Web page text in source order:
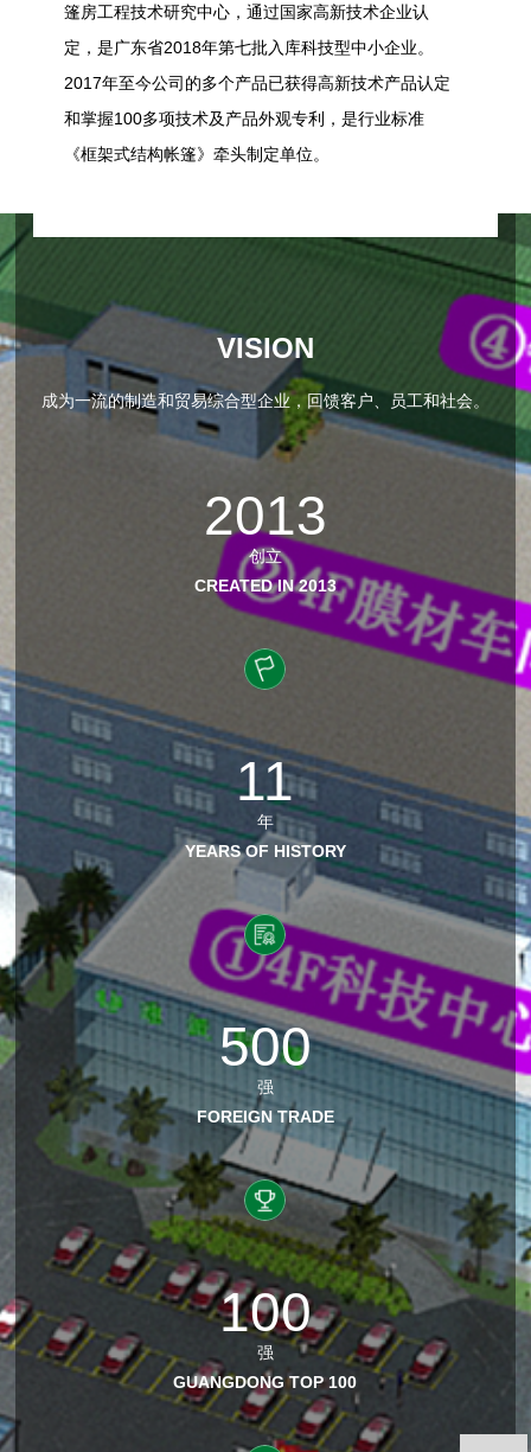
篷房工程技术研究中心，通过国家高新技术企业认
定，是广东省2018年第七批入库科技型中小企业。
2017年至今公司的多个产品已获得高新技术产品认定
和掌握100多项技术及产品外观专利，是行业标准
《框架式结构帐篷》牵头制定单位。
VISION
成为一流的制造和贸易综合型企业，回馈客户、员工和社会。
2013
创立
CREATED IN 2013
11
年
YEARS OF HISTORY
500
强
FOREIGN TRADE
100
强
GUANGDONG TOP 100